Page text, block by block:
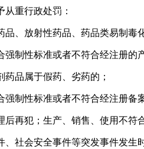
重行政处罚：
品、放射性药品、药品类易制
强制性标准或者不符合经注册
药品属于假药、劣药的；
强制性标准或者不符合经注册
后再犯；生产、销售、使用不
、社会安全事件等突发事件发